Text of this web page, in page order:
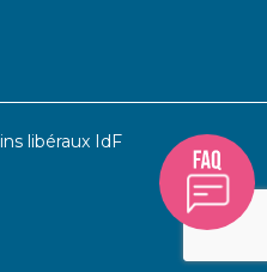
libéraux IdF